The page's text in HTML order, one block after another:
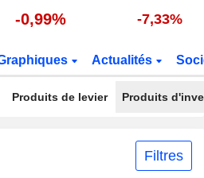
-0,99% -7,33%
Actualités
Produits de levier Produits
Filtres